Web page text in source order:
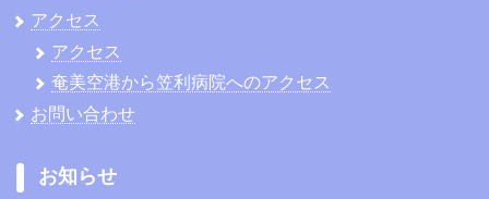
アクセス
アクセス
奄美空港から笠利病院へのアクセス
お問い合わせ
お知らせ